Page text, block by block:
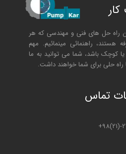
راه حل های فنی و مهندسی که هر
هستند، راهنمائی مینمائیم. مهم
کوچک باشد، شما می توانید به ما
راه حلی برای شما خواهند داشت.
تماس
+98(21)-